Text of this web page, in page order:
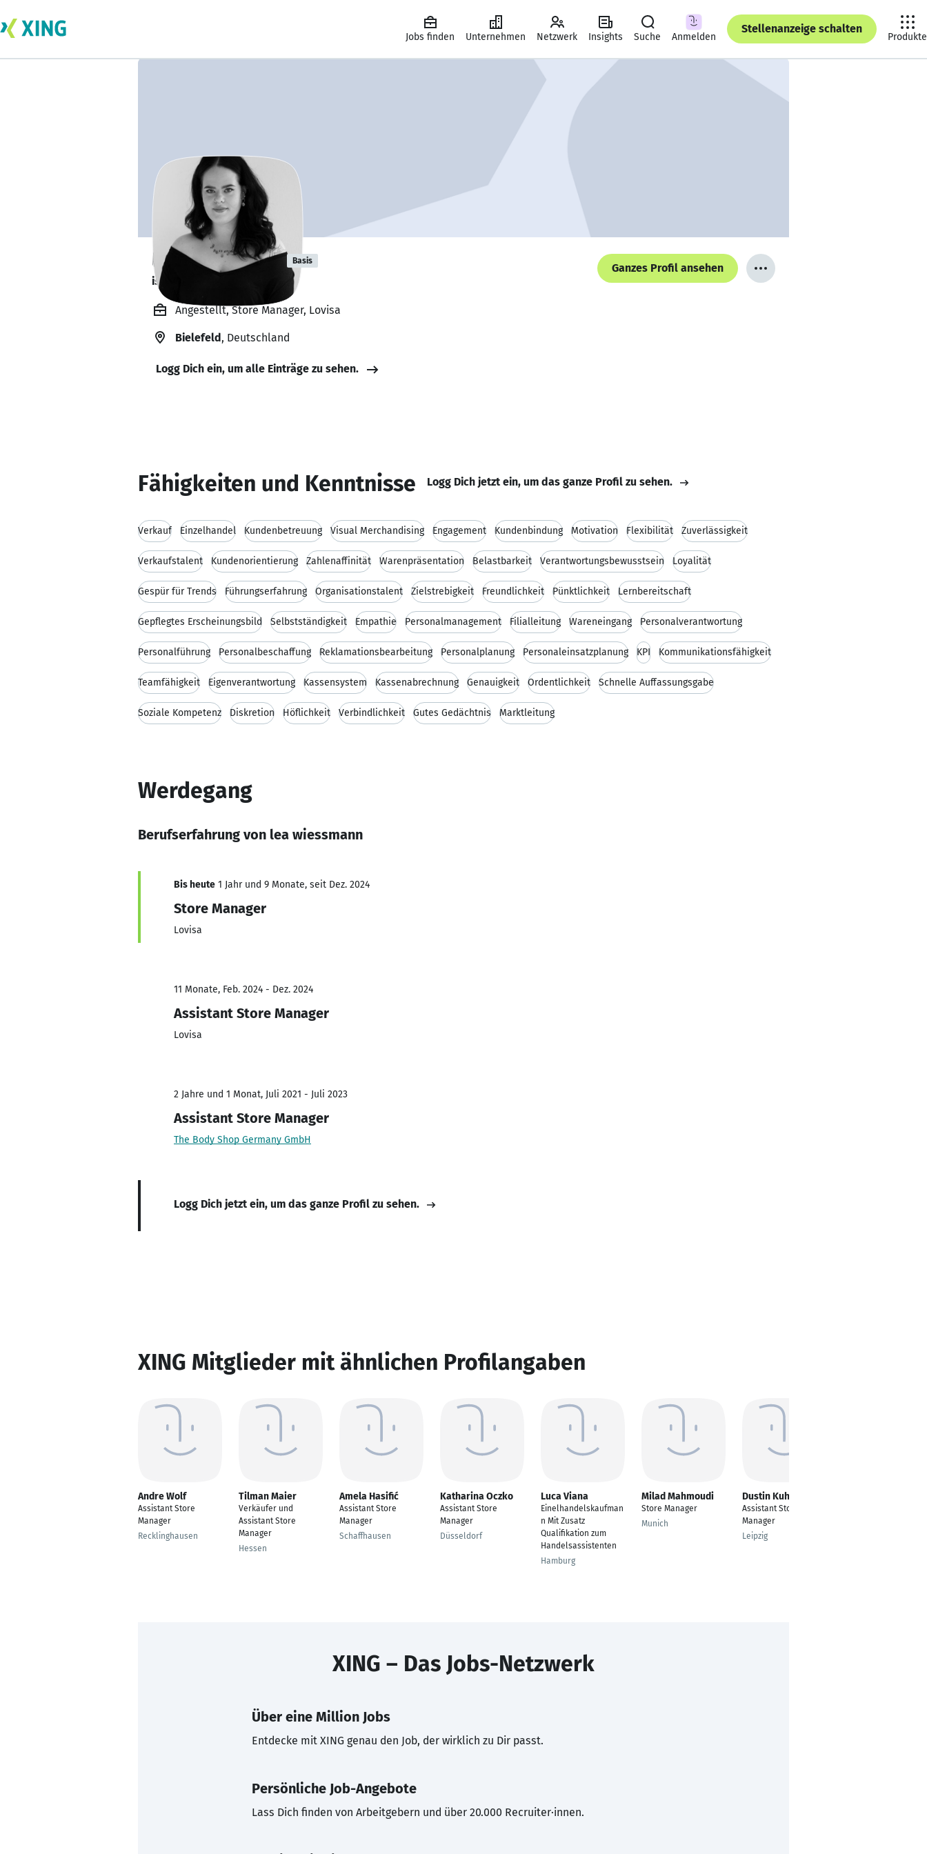
Jobs finden Unternehmen Netzwerk Insights Suche Anmelden
Stellenanzeige schalten
Produkte
lea wiessmann Basis
ist offen für Projekte. 🔎
Ganzes Profil ansehen
Angestellt, Store Manager, Lovisa
Bielefeld, Deutschland
Logg Dich ein, um alle Einträge zu sehen.
Fähigkeiten und Kenntnisse Logg Dich jetzt ein, um das ganze Profil zu sehen.
Verkauf Einzelhandel Kundenbetreuung Visual Merchandising Engagement Kundenbindung Motivation Flexibilität Zuverlässigkeit
Verkaufstalent Kundenorientierung Zahlenaffinität Warenpräsentation Belastbarkeit Verantwortungsbewusstsein Loyalität
Gespür für Trends Führungserfahrung Organisationstalent Zielstrebigkeit Freundlichkeit Pünktlichkeit Lernbereitschaft
Gepflegtes Erscheinungsbild Selbstständigkeit Empathie Personalmanagement Filialleitung Wareneingang Personalverantwortung
Personalführung Personalbeschaffung Reklamationsbearbeitung Personalplanung Personaleinsatzplanung KPI Kommunikationsfähigkeit
Teamfähigkeit Eigenverantwortung Kassensystem Kassenabrechnung Genauigkeit Ordentlichkeit Schnelle Auffassungsgabe
Soziale Kompetenz Diskretion Höflichkeit Verbindlichkeit Gutes Gedächtnis Marktleitung
Werdegang
Berufserfahrung von lea wiessmann
Bis heute 1 Jahr und 9 Monate, seit Dez. 2024
Store Manager
Lovisa
11 Monate, Feb. 2024 - Dez. 2024
Assistant Store Manager
Lovisa
2 Jahre und 1 Monat, Juli 2021 - Juli 2023
Assistant Store Manager
The Body Shop Germany GmbH
Logg Dich jetzt ein, um das ganze Profil zu sehen.
XING Mitglieder mit ähnlichen Profilangaben
Andre Wolf
Assistant Store
Manager
Recklinghausen
Tilman Maier
Verkäufer und
Assistant Store
Manager
Hessen
Amela Hasifić
Assistant Store
Manager
Schaffhausen
Katharina Oczko
Assistant Store
Manager
Düsseldorf
Luca Viana
Einelhandelskaufman
n Mit Zusatz
Qualifikation zum
Handelsassistenten
Hamburg
Milad Mahmoudi
Store Manager
Munich
Dustin Kuhn
Assistant Store
Manager
Leipzig
XING – Das Jobs-Netzwerk
Über eine Million Jobs
Entdecke mit XING genau den Job, der wirklich zu Dir passt.
Persönliche Job-Angebote
Lass Dich finden von Arbeitgebern und über 20.000 Recruiter·innen.